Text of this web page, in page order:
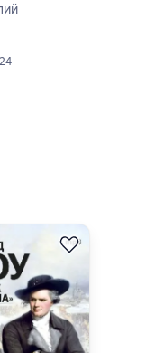
рейтинг 4,5 на основе 24
24